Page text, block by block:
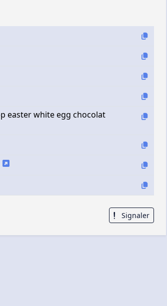
easter white egg chocolat
Signaler